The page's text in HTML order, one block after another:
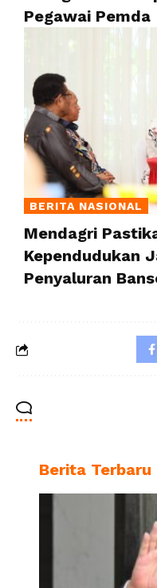
Pegawai Pemda
BERITA NASIONAL
Mendagri
Kependudukan
Penyaluran
Berita Terbaru